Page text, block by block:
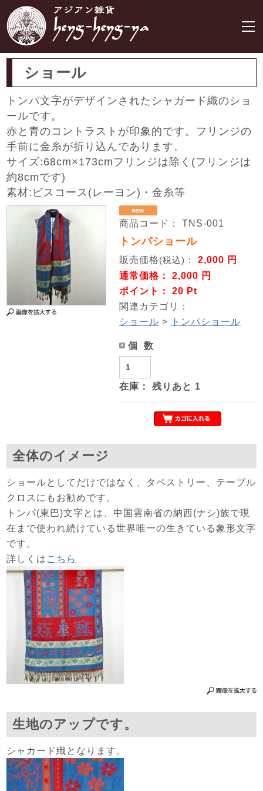
ショール
トンパ文字がデザインされたシャガード織のショ
ールです。
赤と青のコントラストが印象的です。フリンジの
手前に金糸が折り込んであります。
サイズ:68cm×173cmフリンジは除く(フリンジは
約8cmです)
素材:ビスコース(レーヨン)・金糸等
商品コード： TNS-001
トンパショール
販売価格(税込) ： 2,000 円
通常価格： 2,000 円
ポイント： 20 Pt
関連カテゴリ：
ショール > トンパショール
個 数
在庫： 残りあと 1
全体のイメージ
ショールとしてだけではなく、タペストリー、テーブル
クロスにもお勧めです。
トンパ(東巴)文字とは、中国雲南省の納西(ナシ)族で現
在まで使われ続けている世界唯一の生きている象形文字
です。
詳しくは こちら
生地のアップです。
シャカード織となります。